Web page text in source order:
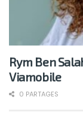
Rym Ben
Viamobile
0 PARTAGES